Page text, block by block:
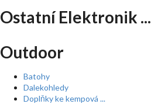
Ostatní Elektronik ...
Outdoor
Batohy
Dalekohledy
Doplňky ke kempová ...